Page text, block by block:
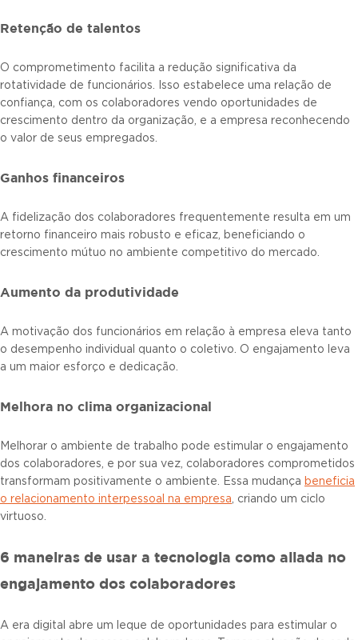
Retenção de talentos
O comprometimento facilita a redução significativa da
rotatividade de funcionários. Isso estabelece uma relação de
confiança, com os colaboradores vendo oportunidades de
crescimento dentro da organização, e a empresa reconhecendo
o valor de seus empregados.
Ganhos financeiros
A fidelização dos colaboradores frequentemente resulta em um
retorno financeiro mais robusto e eficaz, beneficiando o
crescimento mútuo no ambiente competitivo do mercado.
Aumento da produtividade
A motivação dos funcionários em relação à empresa eleva tanto
o desempenho individual quanto o coletivo. O engajamento leva
a um maior esforço e dedicação.
Melhora no clima organizacional
Melhorar o ambiente de trabalho pode estimular o engajamento
dos colaboradores, e por sua vez, colaboradores comprometidos
transformam positivamente o ambiente. Essa mudança beneficia
o relacionamento interpessoal na empresa, criando um ciclo
virtuoso.
6 maneiras de usar a tecnologia como aliada no
engajamento dos colaboradores
A era digital abre um leque de oportunidades para estimular o